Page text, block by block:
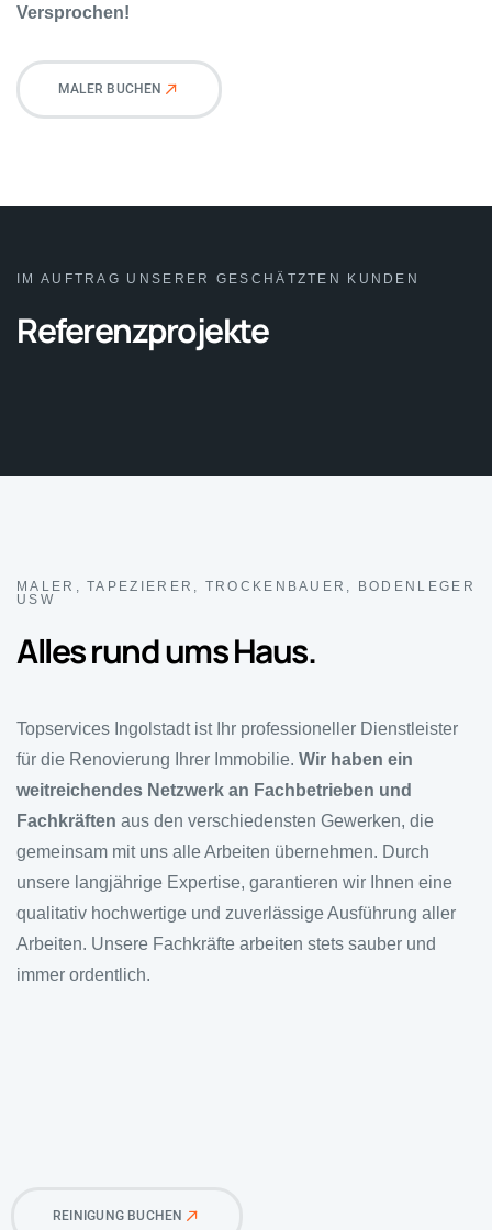
Versprochen!
MALER BUCHEN
IM AUFTRAG UNSERER GESCHÄTZTEN KUNDEN
Referenzprojekte
MALER, TAPEZIERER, TROCKENBAUER, BODENLEGER
USW
Alles rund ums Haus.
Topservices Ingolstadt ist Ihr professioneller Dienstleister
für die Renovierung Ihrer Immobilie. Wir haben ein
weitreichendes Netzwerk an Fachbetrieben und
Fachkräften aus den verschiedensten Gewerken, die
gemeinsam mit uns alle Arbeiten übernehmen. Durch
unsere langjährige Expertise, garantieren wir Ihnen eine
qualitativ hochwertige und zuverlässige Ausführung aller
Arbeiten. Unsere Fachkräfte arbeiten stets sauber und
immer ordentlich.
REINIGUNG BUCHEN